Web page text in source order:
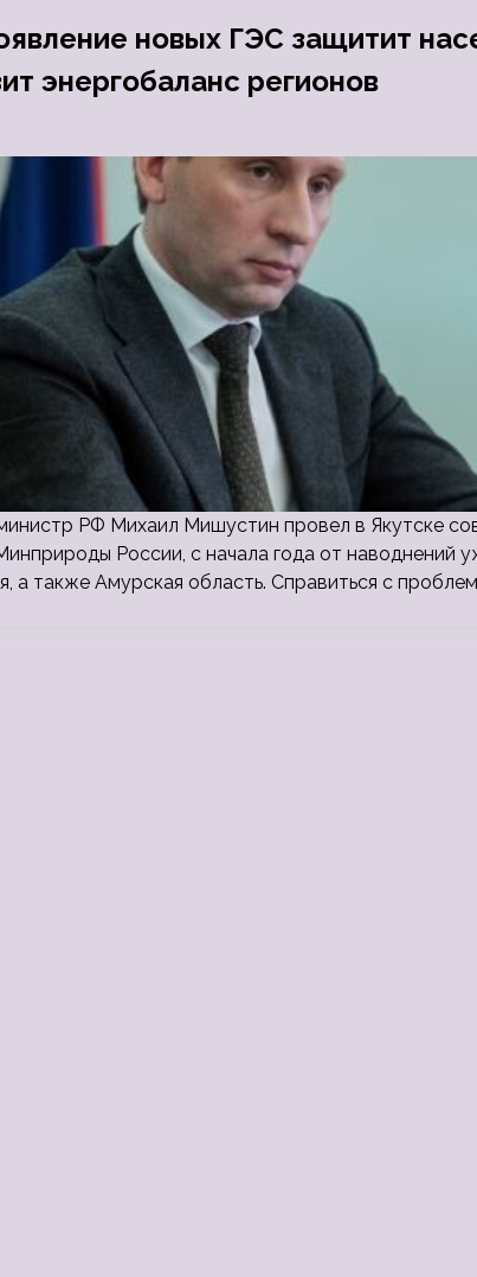
новых ГЭС защитит
энергобаланс регионов
РФ Михаил Мишустин провел в Якутске
России, с начала года от наводнений
а также Амурская область. Справиться с